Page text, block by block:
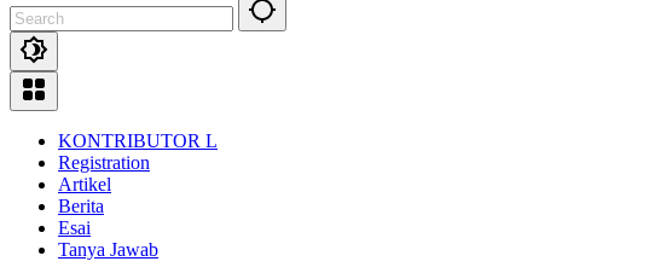
KONTRIBUTOR L
Registration
Artikel
Berita
Esai
Tanya Jawab